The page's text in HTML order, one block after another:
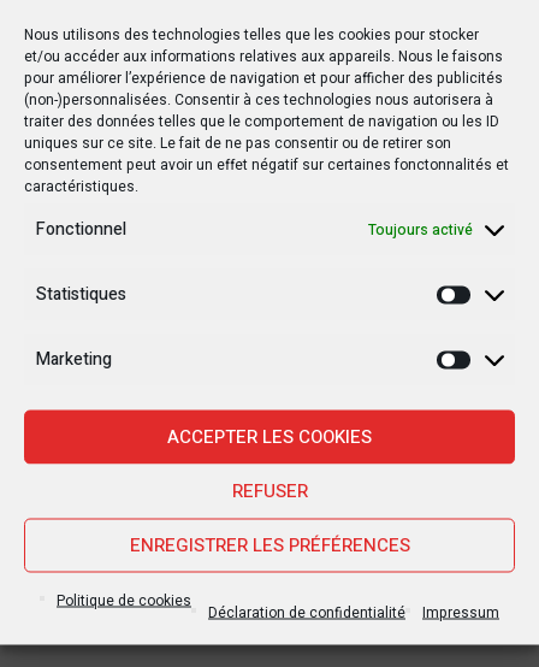
Nous utilisons des technologies telles que les cookies pour stocker
et/ou accéder aux informations relatives aux appareils. Nous le faisons
pour améliorer l’expérience de navigation et pour afficher des publicités
(non-)personnalisées. Consentir à ces technologies nous autorisera à
traiter des données telles que le comportement de navigation ou les ID
uniques sur ce site. Le fait de ne pas consentir ou de retirer son
consentement peut avoir un effet négatif sur certaines fonctonnalités et
caractéristiques.
Fonctionnel Toujours activé
Statistiques
Marketing
ACCEPTER LES COOKIES
REFUSER
ENREGISTRER LES PRÉFÉRENCES
Politique de cookies
Déclaration de confidentialité Impressum
SUIVANT POSTE
Médaillé d’or à l'Open de Genoa, Christophe
Mputu fait briller le Jiu-Jitsu congolais
POLITIQUE
RDC : Un rapport de l’ONU
détaille les horreurs de
la violence à Yumbi
Le drapeau d’un pays
étranger flotte au Sud-
Kivu !